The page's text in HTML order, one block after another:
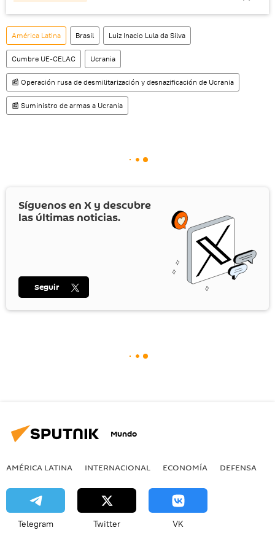
América Latina Brasil Luiz Inacio Lula da Silva
Cumbre UE-CELAC Ucrania
📰 Operación rusa de desmilitarización y desnazificación de Ucrania
📰 Suministro de armas a Ucrania
Síguenos en X y descubre
las últimas noticias.
Seguir
Mundo
AMÉRICA LATINA INTERNACIONAL ECONOMÍA DEFENSA
Telegram Twitter VK